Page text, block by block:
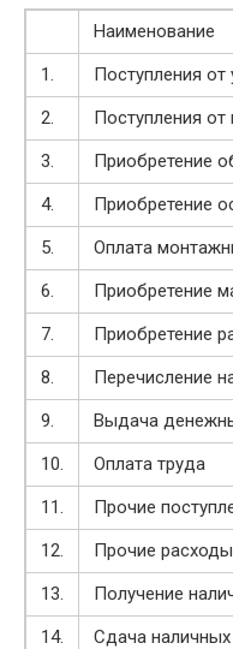
Наименование
1.
Поступления от
2.
Поступления от
3.
Приобретение
4.
Приобретение
5.
Оплата
6.
Приобретение
7.
Приобретение
8.
Перечисление
9.
Выдача
10.
Оплата труда
11.
Прочие
12.
Прочие
13.
Получение
14.
Сдача